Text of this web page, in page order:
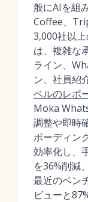
般にAIを組
Coffee、
3,000社以
は、複雑な
ライン、
ン、社員紹
ベルのレポ
Moka
調整や即時
ボーディン
効率化し、
を36%削減
最近のベン
ビューと